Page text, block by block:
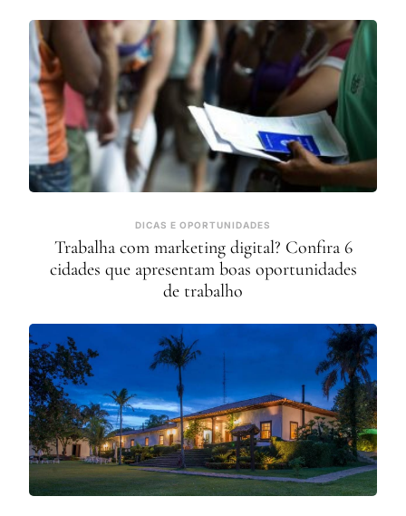
DICAS E OPORTUNIDADES
Trabalha com marketing digital? Confira 6
cidades que apresentam boas oportunidades
de trabalho